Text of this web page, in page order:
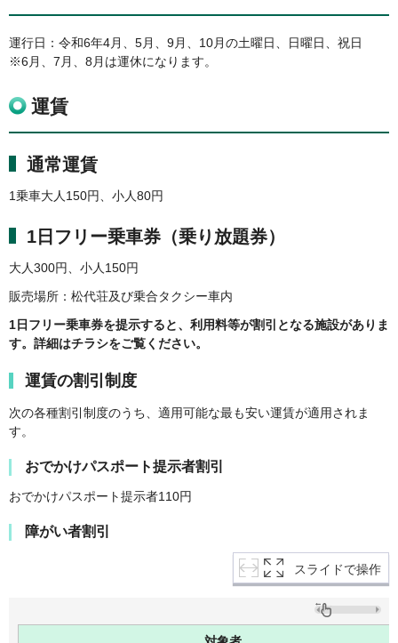
運行日：令和6年4月、5月、9月、10月の土曜日、日曜日、祝日
※6月、7月、8月は運休になります。
運賃
通常運賃
1乗車大人150円、小人80円
1日フリー乗車券（乗り放題券）
大人300円、小人150円
販売場所：松代荘及び乗合タクシー車内
1日フリー乗車券を提示すると、利用料等が割引となる施設がありま
す。詳細はチラシをご覧ください。
運賃の割引制度
次の各種割引制度のうち、適用可能な最も安い運賃が適用されま
す。
おでかけパスポート提示者割引
おでかけパスポート提示者110円
障がい者割引
スライドで操作